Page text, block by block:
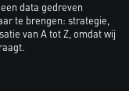
data gedreven
te brengen: strategie,
van A tot Z, omdat wij